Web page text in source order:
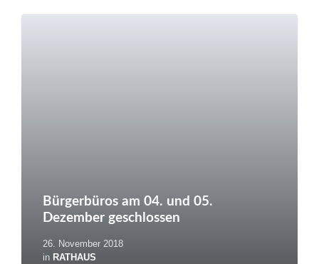
Bürgerbüros am 04. und 05.
Dezember geschlossen
26. November 2018
in RATHAUS